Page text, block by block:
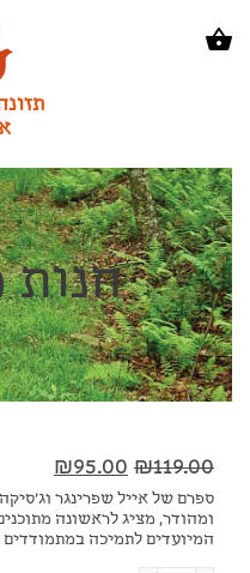
חנות
₪119.00
₪95.00
ספרם של אייל שפרינגר
ומהודר, מציג לראשונה
המיועדים לתמיכה